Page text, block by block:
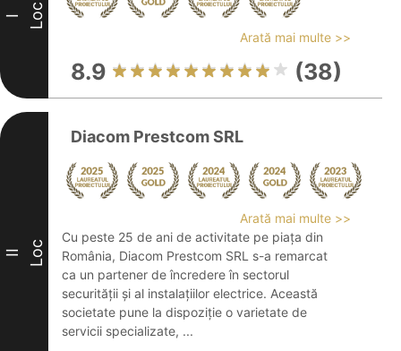
I Loc
Arată mai multe >>
8.9 (38)
II Loc
Diacom Prestcom SRL
Arată mai multe >>
Cu peste 25 de ani de activitate pe piața din
România, Diacom Prestcom SRL s-a remarcat
ca un partener de încredere în sectorul
securității și al instalațiilor electrice. Această
societate pune la dispoziție o varietate de
servicii specializate, ...